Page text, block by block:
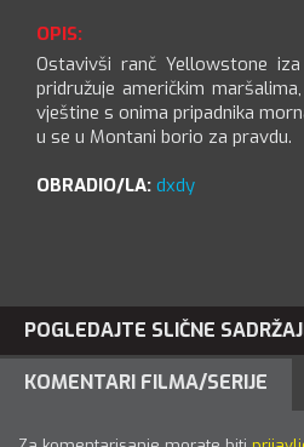
OPIS:
Ostavivši ranč Yellowstone
pridružuje američkim
vještine s onima pripadnika
u se u Montani borio za pravdu.
OBRADIO/LA: dxdy
POGLEDAJTE SLIČNE
KOMENTARI FILMA/SERIJE